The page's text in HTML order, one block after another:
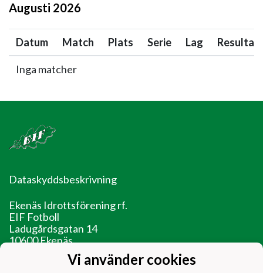
Augusti 2026
Datum Match Plats Serie Lag Resultat
Inga matcher
Dataskyddsbeskrivning
Ekenäs Idrottsförening rf.
EIF Fotboll
Ladugårdsgatan 14
10600 Ekenäs
EIF - Laget före jaget!Vi använder cookies